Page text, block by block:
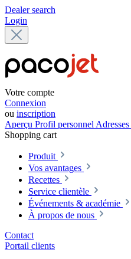
Dealer search
Login
Votre compte
Connexion
ou inscription
Aperçu Profil personnel Adresses
Shopping cart
Produit
Vos avantages
Recettes
Service clientèle
Événements & académie
À propos de nous
Contact
Portail clients